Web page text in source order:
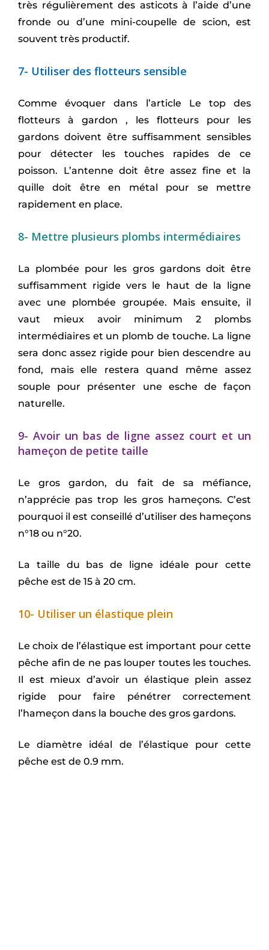
très régulièrement des asticots à l’aide d’une
fronde ou d’une mini-coupelle de scion, est
souvent très productif.
7- Utiliser des flotteurs sensible
Comme évoquer dans l’article Le top des
flotteurs à gardon , les flotteurs pour les
gardons doivent être suffisamment sensibles
pour détecter les touches rapides de ce
poisson. L’antenne doit être assez fine et la
quille doit être en métal pour se mettre
rapidement en place.
8- Mettre plusieurs plombs intermédiaires
La plombée pour les gros gardons doit être
suffisamment rigide vers le haut de la ligne
avec une plombée groupée. Mais ensuite, il
vaut mieux avoir minimum 2 plombs
intermédiaires et un plomb de touche. La ligne
sera donc assez rigide pour bien descendre au
fond, mais elle restera quand même assez
souple pour présenter une esche de façon
naturelle.
9- Avoir un bas de ligne assez court et un
hameçon de petite taille
Le gros gardon, du fait de sa méfiance,
n’apprécie pas trop les gros hameçons. C’est
pourquoi il est conseillé d’utiliser des hameçons
n°18 ou n°20.
La taille du bas de ligne idéale pour cette
pêche est de 15 à 20 cm.
10- Utiliser un élastique plein
Le choix de l’élastique est important pour cette
pêche afin de ne pas louper toutes les touches.
Il est mieux d’avoir un élastique plein assez
rigide pour faire pénétrer correctement
l’hameçon dans la bouche des gros gardons.
Le diamètre idéal de l’élastique pour cette
pêche est de 0.9 mm.